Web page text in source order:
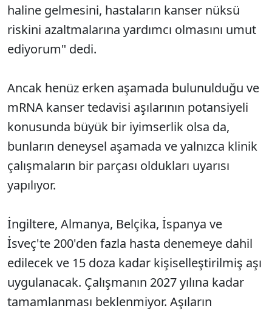
haline gelmesini, hastaların kanser nüksü
riskini azaltmalarına yardımcı olmasını umut
ediyorum" dedi.
Ancak henüz erken aşamada bulunulduğu ve
mRNA kanser tedavisi aşılarının potansiyeli
konusunda büyük bir iyimserlik olsa da,
bunların deneysel aşamada ve yalnızca klinik
çalışmaların bir parçası oldukları uyarısı
yapılıyor.
İngiltere, Almanya, Belçika, İspanya ve
İsveç'te 200'den fazla hasta denemeye dahil
edilecek ve 15 doza kadar kişiselleştirilmiş aşı
uygulanacak. Çalışmanın 2027 yılına kadar
tamamlanması beklenmiyor. Aşıların